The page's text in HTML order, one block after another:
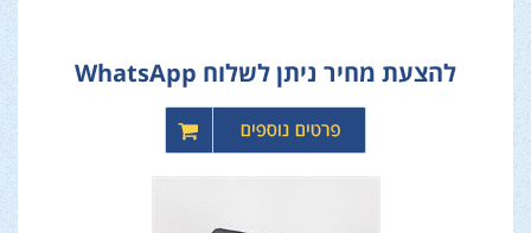
להצעת מחיר ניתן לשלוח WhatsApp